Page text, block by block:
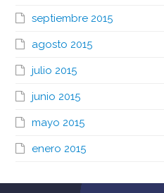
septiembre 2015
agosto 2015
julio 2015
junio 2015
mayo 2015
enero 2015